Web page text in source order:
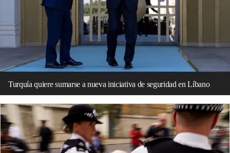
Turquía quiere sumarse a nueva iniciativa de seguridad en Líbano